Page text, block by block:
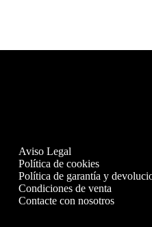
Aviso Legal
Política de cookies
Política de garantía y
Condiciones de venta
Contacte con nosotros